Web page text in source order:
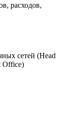
расходов,
сетей (Head
Office)